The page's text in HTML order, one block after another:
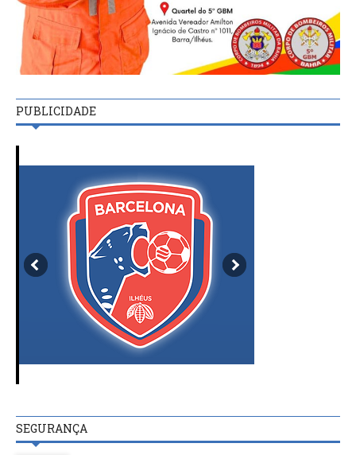
PUBLICIDADE
SEGURANÇA